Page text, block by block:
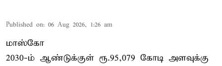
Published on: 06 Aug 2026, 1:26 am
மாஸ்கோ
2030-ம் ஆண்டுக்குள் ரூ.95,079 கோடி அளவுக்கு